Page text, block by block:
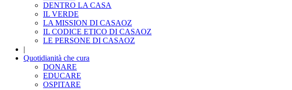
DENTRO LA CASA
IL VERDE
LA MISSION DI CASAOZ
IL CODICE ETICO DI CASAOZ
LE PERSONE DI CASAOZ
|
Quotidianità che cura
DONARE
EDUCARE
OSPITARE